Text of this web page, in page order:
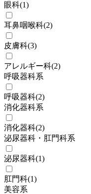
眼科(1)
耳鼻咽喉科(2)
皮膚科(3)
アレルギー科(2)
呼吸器科系
呼吸器科(2)
消化器科系
消化器科(2)
泌尿器科・肛門科系
泌尿器科(1)
肛門科(1)
美容系